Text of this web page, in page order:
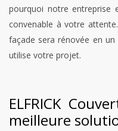
pourquoi notre entreprise
convenable à votre
façade sera rénovée en
utilise votre projet.
ELFRICK
meilleure